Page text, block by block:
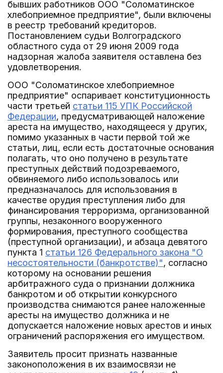
бывших работников ООО "Соломатинское
хлебоприемное предприятие", были включены
в реестр требований кредиторов.
Постановлением судьи Волгоградского
областного суда от 29 июня 2009 года
надзорная жалоба заявителя оставлена без
удовлетворения.
ООО "Соломатинское хлебоприемное
предприятие" оспаривает конституционность
части третьей статьи 115 УПК Российской
Федерации, предусматривающей наложение
ареста на имущество, находящееся у других,
помимо указанных в части первой той же
статьи, лиц, если есть достаточные основания
полагать, что оно получено в результате
преступных действий подозреваемого,
обвиняемого либо использовалось или
предназначалось для использования в
качестве орудия преступления либо для
финансирования терроризма, организованной
группы, незаконного вооруженного
формирования, преступного сообщества
(преступной организации), и абзаца девятого
пункта 1 статьи 126 Федерального закона "О
несостоятельности (банкротстве)", согласно
которому на основании решения
арбитражного суда о признании должника
банкротом и об открытии конкурсного
производства снимаются ранее наложенные
аресты на имущество должника и не
допускается наложение новых арестов и иных
ограничений распоряжения его имуществом.
Заявитель просит признать названные
законоположения в их взаимосвязи не